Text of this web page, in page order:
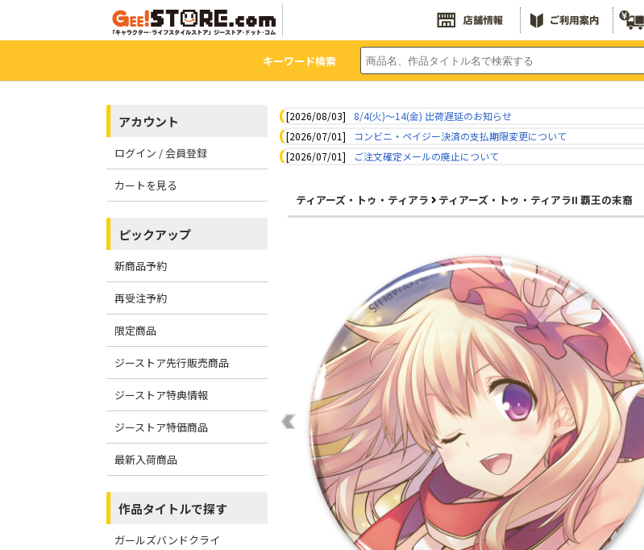
キーワード検索
アカウント
ログイン / 会員登録
カートを見る
ピックアップ
新商品予約
再受注予約
限定商品
ジーストア先行販売商品
ジーストア特典情報
ジーストア特価商品
最新入荷商品
作品タイトルで探す
ガールズバンドクライ
[2026/08/03]
8/4(火)～14(金) 出荷遅延のお知らせ
[2026/07/01]
コンビニ・ペイジー決済の支払期限変更について
[2026/07/01]
ご注文確定メールの廃止について
ティアーズ・トゥ・ティアラ ティアーズ・トゥ・ティアラII 覇王の末裔